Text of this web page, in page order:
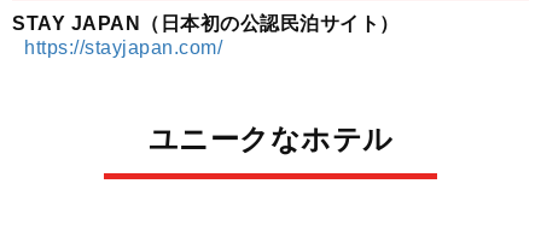
STAY JAPAN（日本初の公認民泊サイト）
https://stayjapan.com/
ユニークなホテル